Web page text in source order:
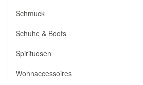
Schmuck
Schuhe & Boots
Spirituosen
Wohnaccessoires